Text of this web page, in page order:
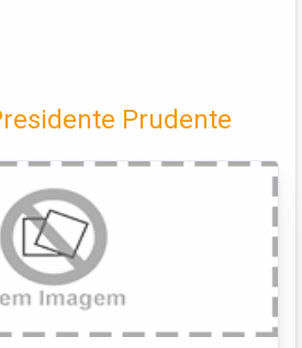
Prudente